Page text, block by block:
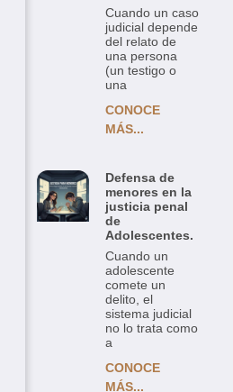
Cuando un caso
judicial depende
del relato de
una persona
(un testigo o
una
CONOCE
MÁS...
Defensa de
menores en la
justicia penal
de
Adolescentes.
Cuando un
adolescente
comete un
delito, el
sistema judicial
no lo trata como
a
CONOCE
MÁS...